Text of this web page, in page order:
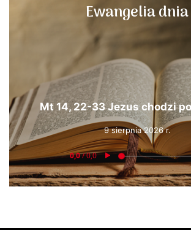
Ewangelia dnia
Mt 14, 22-33 Jezus chodzi
9 sierpnia 2026 r.